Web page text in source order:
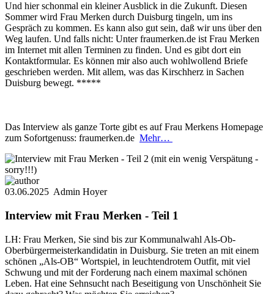
Und hier schonmal ein kleiner Ausblick in die Zukunft. Diesen
Sommer wird Frau Merken durch Duisburg tingeln, um ins
Gespräch zu kommen. Es kann also gut sein, daß wir uns über den
Weg laufen. Und falls nicht: Unter fraumerken.de ist Frau Merken
im Internet mit allen Terminen zu finden. Und es gibt dort ein
Kontaktformular. Es können mir also auch wohlwollend Briefe
geschrieben werden. Mit allem, was das Kirschherz in Sachen
Duisburg bewegt. *****
Das Interview als ganze Torte gibt es auf Frau Merkens Homepage
zum Sofortgenuss: fraumerken.de Mehr…
03.06.2025 Admin Hoyer
Interview mit Frau Merken - Teil 1
LH: Frau Merken, Sie sind bis zur Kommunalwahl Als-Ob-
Oberbürgermeisterkandidatin in Duisburg. Sie treten an mit einem
schönen „Als-OB“ Wortspiel, in leuchtendrotem Outfit, mit viel
Schwung und mit der Forderung nach einem maximal schönen
Leben. Hat eine Sehnsucht nach Beseitigung von Unschönheit Sie